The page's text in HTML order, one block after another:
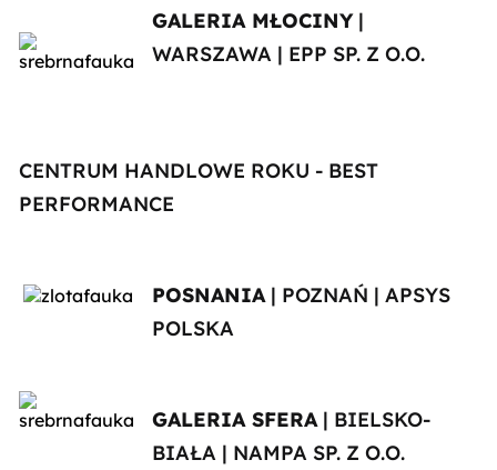
GALERIA MŁOCINY|
WARSZAWA | EPP SP. Z O.O.
CENTRUM HANDLOWE ROKU - BEST
PERFORMANCE
POSNANIA| POZNAŃ | APSYS
POLSKA
GALERIA SFERA| BIELSKO-
BIAŁA | NAMPA SP. Z O.O.